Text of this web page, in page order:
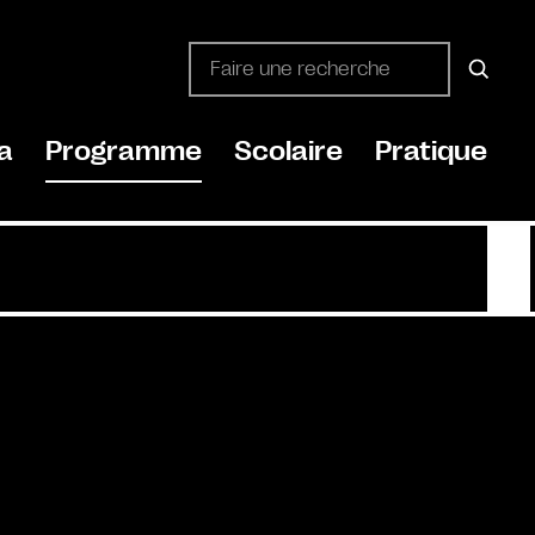
Programme Scolaire Pratique